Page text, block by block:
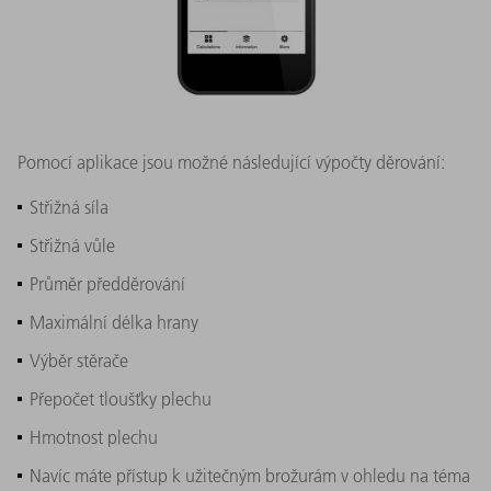
Pomocí aplikace jsou možné následující výpočty děrování:
Střižná síla
Střižná vůle
Průměr předděrování
Maximální délka hrany
Výběr stěrače
Přepočet tloušťky plechu
Hmotnost plechu
Navíc máte přístup k užitečným brožurám v ohledu na téma